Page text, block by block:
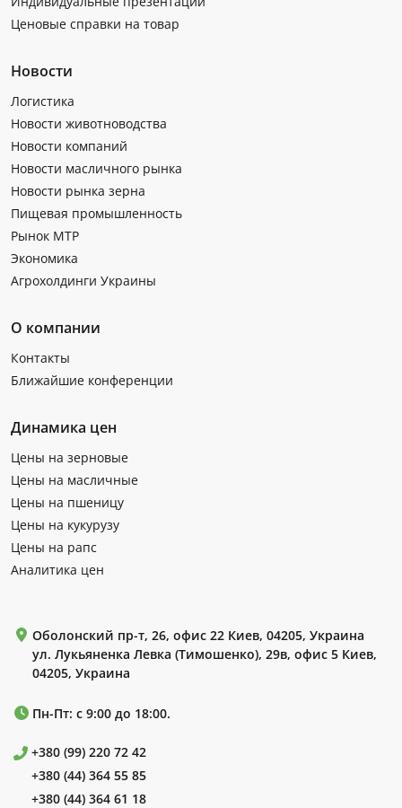
Ценовые справки на товар
Новости
Логистика
Новости животноводства
Новости компаний
Новости масличного рынка
Новости рынка зерна
Пищевая промышленность
Рынок МТР
Экономика
Агрохолдинги Украины
О компании
Контакты
Ближайшие конференции
Динамика цен
Цены на зерновые
Цены на масличные
Цены на пшеницу
Цены на кукурузу
Цены на рапс
Аналитика цен
Оболонский пр-т, 26, офис 22 Киев, 04205, Украина
ул. Лукьяненка Левка (Тимошенко), 29в, офис 5 Киев,
04205, Украина
Пн-Пт: с 9:00 до 18:00.
+380 (99) 220 72 42
+380 (44) 364 55 85
+380 (44) 364 61 18